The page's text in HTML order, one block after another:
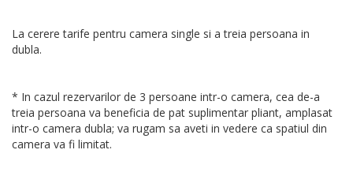
La cerere tarife pentru camera single si a treia persoana in
dubla.
* In cazul rezervarilor de 3 persoane intr-o camera, cea de-a
treia persoana va beneficia de pat suplimentar pliant, amplasat
intr-o camera dubla; va rugam sa aveti in vedere ca spatiul din
camera va fi limitat.